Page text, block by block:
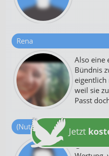
Rena
Also eine
Bündnis
eigentlich
weil sie
Passt
(Nutzer gelöscht)
@ Rena
Jetzt